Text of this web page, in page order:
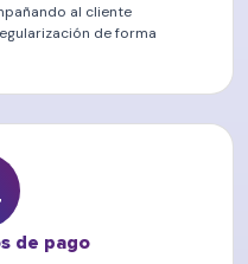
al cliente
de forma
de pago